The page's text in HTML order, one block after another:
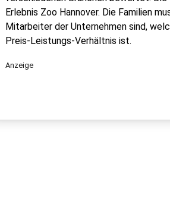
Erlebnis Zoo Hannover. Die Familien
Mitarbeiter der Unternehmen sind,
Preis-Leistungs-Verhältnis ist.
Anzeige